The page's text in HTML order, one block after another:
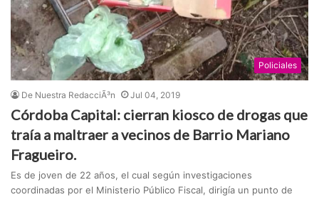
Policiales
De Nuestra RedacciÃ³n Jul 04, 2019
Córdoba Capital: cierran kiosco de drogas que
traía a maltraer a vecinos de Barrio Mariano
Fragueiro.
Es de joven de 22 años, el cual según investigaciones
coordinadas por el Ministerio Público Fiscal, dirigía un punto de